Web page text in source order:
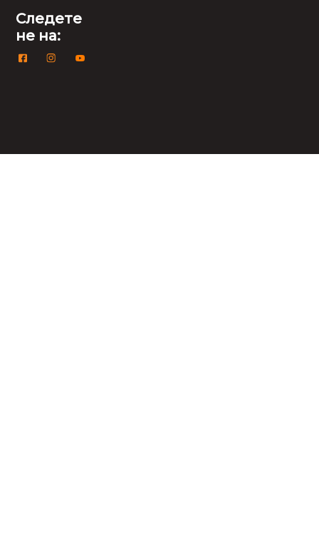
Следете
не на: